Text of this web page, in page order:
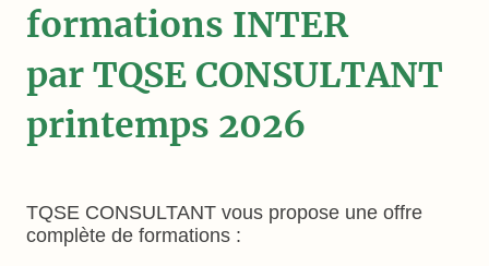
formations INTER
par TQSE CONSULTANT
printemps 2026
TQSE CONSULTANT vous propose une offre
complète de formations :